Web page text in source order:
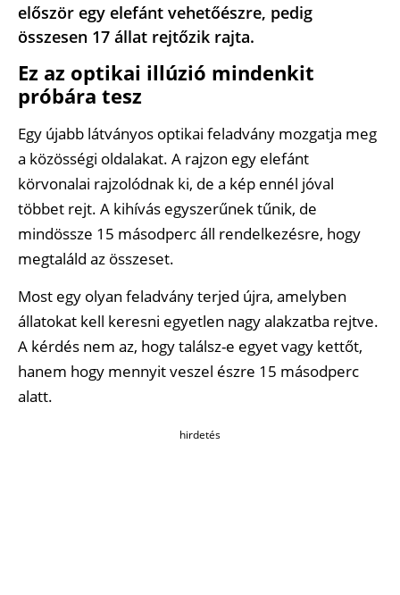
először egy elefánt vehetőészre, pedig
összesen 17 állat rejtőzik rajta.
Ez az optikai illúzió mindenkit
próbára tesz
Egy újabb látványos optikai feladvány mozgatja meg
a közösségi oldalakat. A rajzon egy elefánt
körvonalai rajzolódnak ki, de a kép ennél jóval
többet rejt. A kihívás egyszerűnek tűnik, de
mindössze 15 másodperc áll rendelkezésre, hogy
megtaláld az összeset.
Most egy olyan feladvány terjed újra, amelyben
állatokat kell keresni egyetlen nagy alakzatba rejtve.
A kérdés nem az, hogy találsz-e egyet vagy kettőt,
hanem hogy mennyit veszel észre 15 másodperc
alatt.
hirdetés